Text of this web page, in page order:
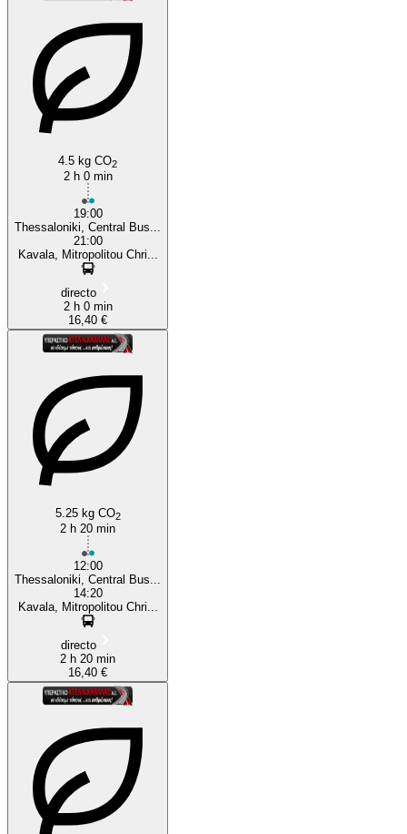
Thessaloniki
4.5 kg CO2
2 h 0 min
19:00
Thessaloniki, Central Bus...
21:00
Kavala, Mitropolitou Chri...
directo
2 h 0 min
16,40 €
5.25 kg CO2
2 h 20 min
12:00
Thessaloniki, Central Bus...
14:20
Kavala, Mitropolitou Chri...
directo
2 h 20 min
16,40 €